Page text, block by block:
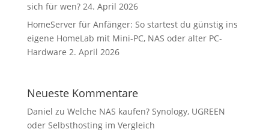
sich für wen? 24. April 2026
HomeServer für Anfänger: So startest du günstig ins
eigene HomeLab mit Mini-PC, NAS oder alter PC-
Hardware 2. April 2026
Neueste Kommentare
Daniel zu Welche NAS kaufen? Synology, UGREEN
oder Selbsthosting im Vergleich